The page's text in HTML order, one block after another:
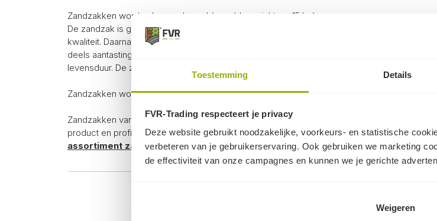
Toestemming Details
FVR-Trading respecteert je privacy
Deze website gebruikt noodzakelijke, voorkeurs- en statistische
verbeteren van je gebruikerservaring. Ook gebruiken we marketing
de effectiviteit van onze campagnes en kunnen we je gerichte
Weigeren
Zandzakken worden leeg geleverd (gevuld gewicht ca. 15 kg).
De zandzak is gemaakt van 80 grams PP en zijn hiermee van een robuuste
kwaliteit. Daarnaast zit er ca. 4% UV-stabilisator in het gebruikte PP. Dit voorkomt
deels aantasting van UV-straling aan het materiaal en zorgt voor een langere
levensduur. De zandzakken zijn voorzien van een sluitkoord.
Zandzakken worden leeg geleverd (gevuld gewicht ca. 15 kg).
Zandzakken van topkwaliteit is bij FVR altijd uit voorraad leverbaar. Bestel nu dit
product en profiteer van onze scherpe prijzen of bekijk onsvolledig
assortiment zandzakken hier.
Dit kan ook nog knap